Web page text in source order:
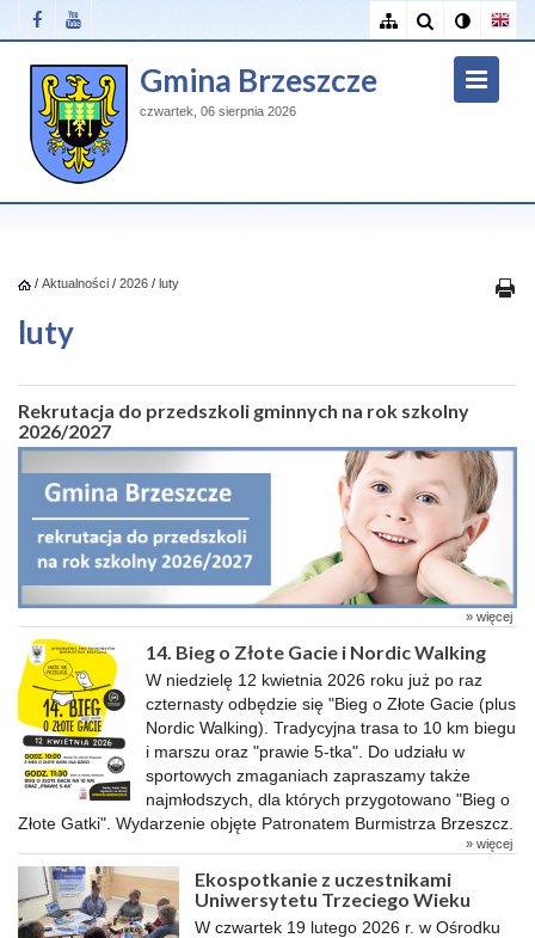
Gmina Brzeszcze
czwartek, 06 sierpnia 2026
/ Aktualności / 2026 / luty
luty
Rekrutacja do przedszkoli gminnych na rok szkolny
2026/2027
» więcej
14. Bieg o Złote Gacie i Nordic Walking
W niedzielę 12 kwietnia 2026 roku już po raz
czternasty odbędzie się "Bieg o Złote Gacie (plus
Nordic Walking). Tradycyjna trasa to 10 km biegu
i marszu oraz "prawie 5-tka". Do udziału w
sportowych zmaganiach zapraszamy także
najmłodszych, dla których przygotowano "Bieg o
Złote Gatki". Wydarzenie objęte Patronatem Burmistrza Brzeszcz.
» więcej
Ekospotkanie z uczestnikami
Uniwersytetu Trzeciego Wieku
W czwartek 19 lutego 2026 r. w Ośrodku